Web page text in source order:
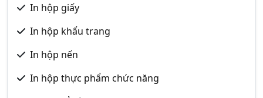
In hộp giấy
In hộp khẩu trang
In hộp nến
In hộp thực phẩm chức năng